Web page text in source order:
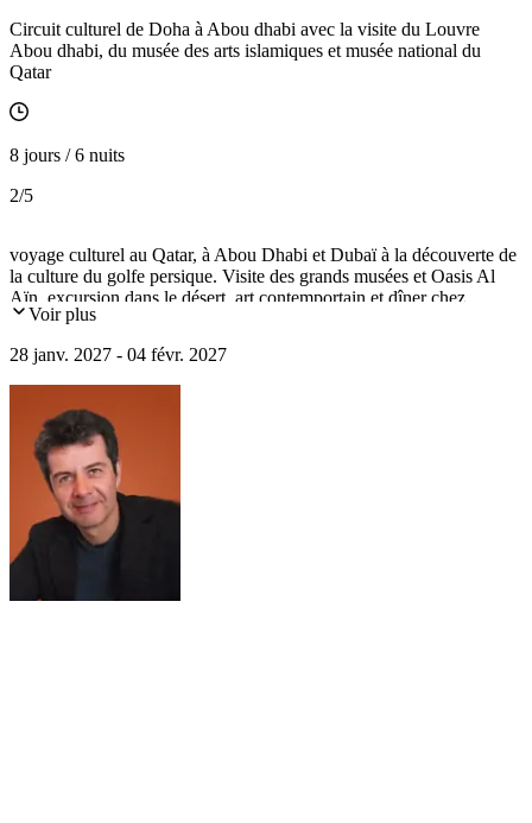
Circuit culturel de Doha à Abou dhabi avec la visite du Louvre
Abou dhabi, du musée des arts islamiques et musée national du
Qatar
8 jours / 6 nuits
2/5
voyage culturel au Qatar, à Abou Dhabi et Dubaï à la découverte de
la culture du golfe persique. Visite des grands musées et Oasis Al
Aïn, excursion dans le désert, art contemportain et dîner chez
l'habitant à la rencontre d'une famille émirienne.
Voir plus
28 janv. 2027 - 04 févr. 2027